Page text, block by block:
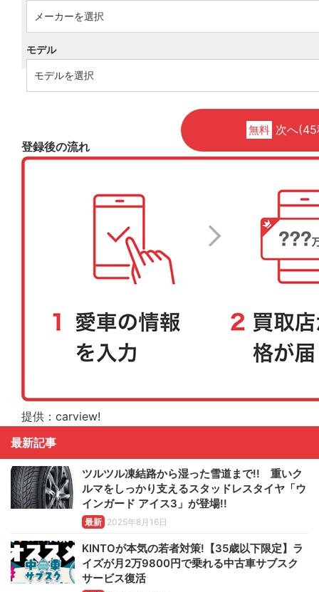
モデル
無料 次へ
登録後の流れ
提供：carview!
最新記事
ツルツル凍結路から湿った雪道まで!! 重いク
ルマをしっかり支えるスタッドレスタイヤ「ウ
インガード アイス3」が登場!!
最新 2025年8月16日
KINTOが本気の若者対策!【35歳以下限定】ラ
イズが月2万9800円で乗れる中古車サブスク
サービス復活